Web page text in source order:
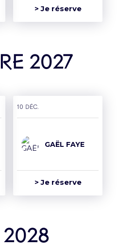
> Je réserve
2027
10 déc.
GAËL FAYE
> Je réserve